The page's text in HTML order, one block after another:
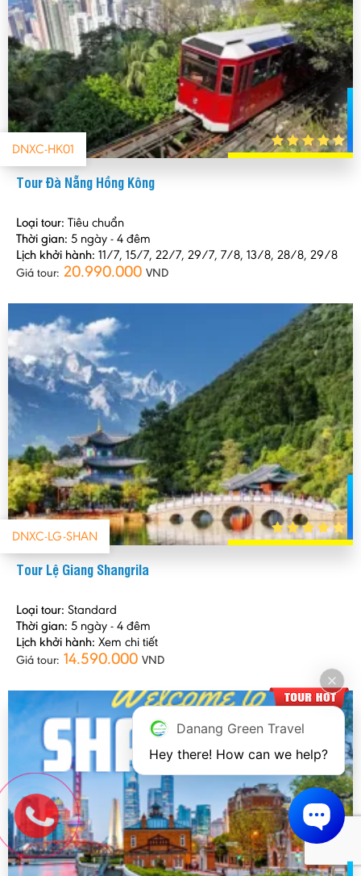
DNXC-HK01
Tour Đà Nẵng Hồng Kông
Loại tour: Tiêu chuẩn
Thời gian: 5 ngày - 4 đêm
Lịch khởi hành: 11/7, 15/7, 22/7, 29/7, 7/8, 13/8, 28/8, 29/8
Giá tour: 20.990.000 VND
DNXC-LG-SHAN
Tour Lệ Giang Shangrila
Loại tour: Standard
Thời gian: 5 ngày - 4 đêm
Lịch khởi hành: Xem chi tiết
Giá tour: 14.590.000 VND
Danang Green Travel
Hey there! How can we help?